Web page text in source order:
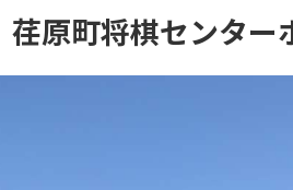
原町将棋センター